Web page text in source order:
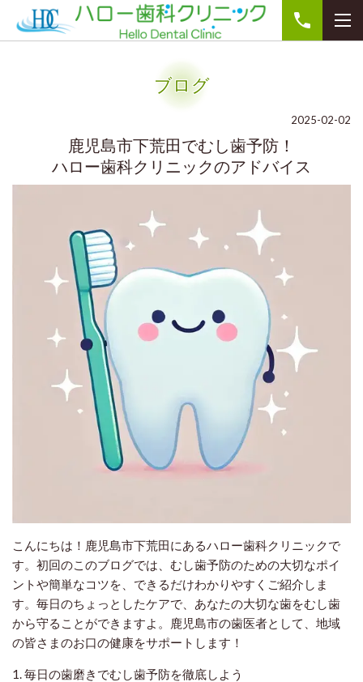
ブログ
2025-02-02
鹿児島市下荒田でむし歯予防！
ハロー歯科クリニックのアドバイス
こんにちは！鹿児島市下荒田にあるハロー歯科クリニックで
す。初回のこのブログでは、むし歯予防のための大切なポイ
ントや簡単なコツを、できるだけわかりやすくご紹介しま
す。毎日のちょっとしたケアで、あなたの大切な歯をむし歯
から守ることができますよ。鹿児島市の歯医者として、地域
の皆さまのお口の健康をサポートします！
1. 毎日の歯磨きでむし歯予防を徹底しよう